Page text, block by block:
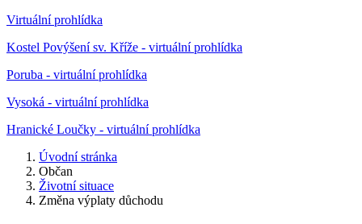
Virtuální prohlídka
Kostel Povýšení sv. Kříže - virtuální prohlídka
Poruba - virtuální prohlídka
Vysoká - virtuální prohlídka
Hranické Loučky - virtuální prohlídka
Úvodní stránka
Občan
Životní situace
Změna výplaty důchodu